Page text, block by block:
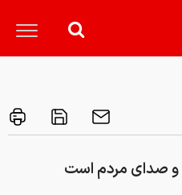
و صدای مردم است